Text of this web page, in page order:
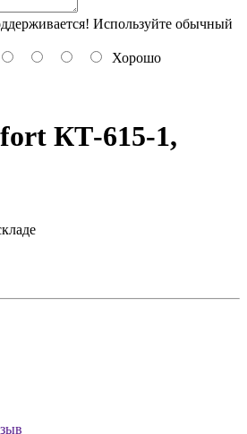
Используйте обычный
Хорошо
КТ-615-1,